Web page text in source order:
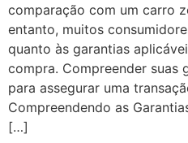
comparação com um carro
entanto, muitos
quanto às garantias
compra. Compreender suas
para assegurar uma
Compreendendo as
[…]